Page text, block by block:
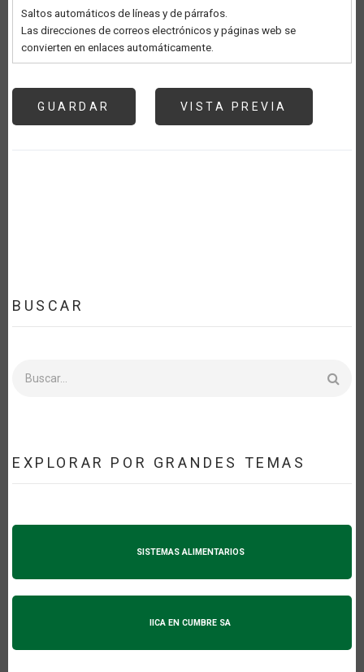
Saltos automáticos de líneas y de párrafos.
Las direcciones de correos electrónicos y páginas web se
convierten en enlaces automáticamente.
BUSCAR
EXPLORAR POR GRANDES TEMAS
SISTEMAS ALIMENTARIOS
IICA EN CUMBRE SA